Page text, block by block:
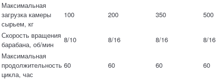
Максимальная
загрузка камеры
сырьем, кг
100 200 350 500
Скорость вращения
барабана, об/мин
8/10 8/16 8/16
8/16
Максимальная
продолжительность
цикла, час
60 60 60 60